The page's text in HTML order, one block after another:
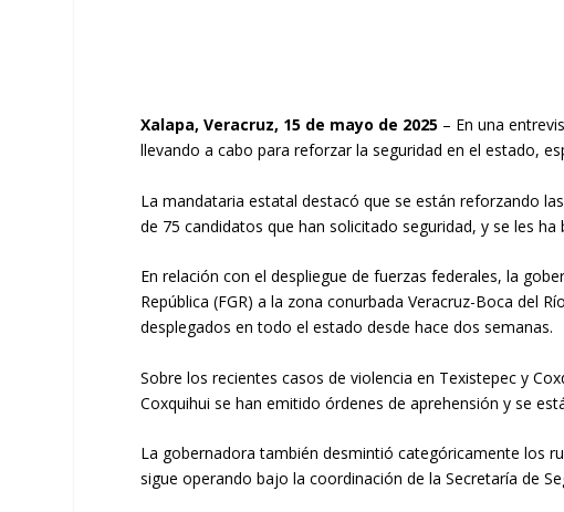
Xalapa, Veracruz, 15 de mayo de 2025 – En una
llevando a cabo para reforzar la seguridad en el estado,
La mandataria estatal destacó que se están reforzando
de 75 candidatos que han solicitado seguridad, y se les
En relación con el despliegue de fuerzas federales, la
República (FGR) a la zona conurbada Veracruz-Boca del
desplegados en todo el estado desde hace dos semanas.
Sobre los recientes casos de violencia en Texistepec y
Coxquihui se han emitido órdenes de aprehensión y se
La gobernadora también desmintió categóricamente los
sigue operando bajo la coordinación de la Secretaría de